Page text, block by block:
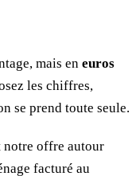
mais en euros
les chiffres,
se prend toute seule.
notre offre autour
facturé au